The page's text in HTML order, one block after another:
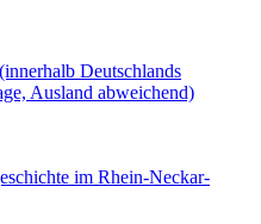
Deutschlands
Ausland abweichend)